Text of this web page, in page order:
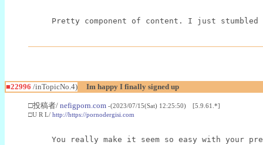
Pretty component of content. I just
■22996 /inTopicNo.4) Im happy I finally signed up
□投稿者/ nefigporn.com -(2023/07/15(Sat) 12:25:50) [5.9.61.*]
□U R L/ http://https://pornodergisi.com
You really make it seem so easy with your